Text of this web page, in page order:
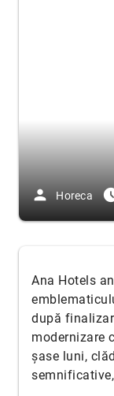
person Horeca
Ana Hotels
după
modernizare
șase luni,